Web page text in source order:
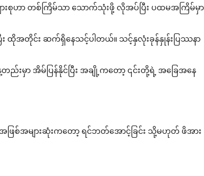
စုဟာ တစ်ကြိမ်သာ သောက်သုံးဖို့ လိုအပ်ပြီး ပထမအကြိမ်မှာ
ြီး ထိုအတိုင်း ဆက်ရှိနေသင့်ပါတယ်။ သင့်နှလုံးခုန်နှုန်းပြဿနာ
းမှာ အိမ်ပြန်နိုင်ပြီး အချို့ကတော့ ၎င်းတို့ရဲ့ အခြေအနေ
ဖြစ်အများဆုံးကတော့ ရင်ဘတ်အောင့်ခြင်း သို့မဟုတ် ဖိအား